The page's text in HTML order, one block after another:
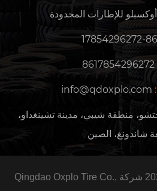
للإطارات المحدودة
منطقة شيبي، مدينة تشينغداو،
الصين
حقوق الطبع والنشر © 2024 شركة Qingdao Oxplo Tire Co.,